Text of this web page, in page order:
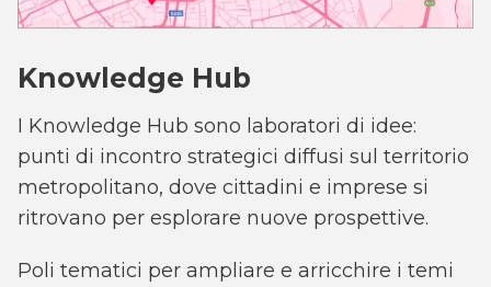
Knowledge Hub
I Knowledge Hub sono laboratori di idee:
punti di incontro strategici diffusi sul territorio
metropolitano, dove cittadini e imprese si
ritrovano per esplorare nuove prospettive.
Poli tematici per ampliare e arricchire i temi